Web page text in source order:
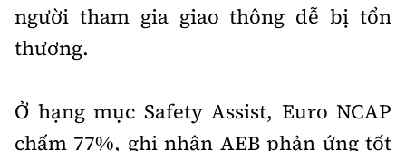
người tham gia giao thông dễ bị tổn
thương.
Ở hạng mục Safety Assist, Euro NCAP
chấm 77%, ghi nhận AEB phản ứng tốt